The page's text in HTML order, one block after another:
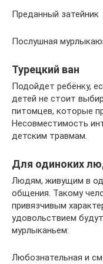
Преданный затейник
Послушная
Турецкий ван
Подойдет ребёнку,
детей не стоит
питомцев, которые
Несовместимость
детским травмам.
Для одиноких
Людям, живущим в
общения. Такому
привязчивым
удовольствием
мурлыканьем:
Любознательная и